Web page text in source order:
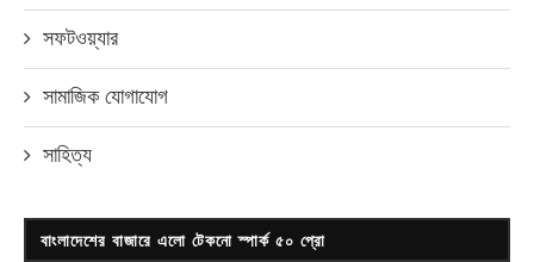
সফটওয়্যার
সামাজিক যোগাযোগ
সাহিত্য
বাংলাদেশের বাজারে এলো টেকনো স্পার্ক ৫০ প্রো